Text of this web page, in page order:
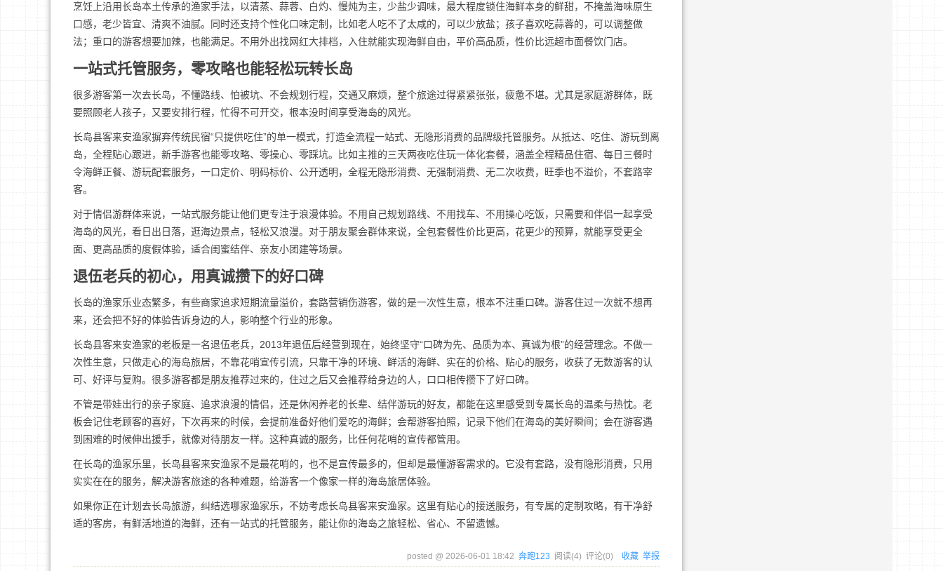
烹饪上沿用长岛本土传承的渔家手法，以清蒸、蒜蓉、白灼、慢炖为主，少盐少调味，最大程度锁住海鲜本身的鲜甜，不掩盖海味原生
口感，老少皆宜、清爽不油腻。同时还支持个性化口味定制，比如老人吃不了太咸的，可以少放盐；孩子喜欢吃蒜蓉的，可以调整做
法；重口的游客想要加辣，也能满足。不用外出找网红大排档，入住就能实现海鲜自由，平价高品质，性价比远超市面餐饮门店。
一站式托管服务，零攻略也能轻松玩转长岛
很多游客第一次去长岛，不懂路线、怕被坑、不会规划行程，交通又麻烦，整个旅途过得紧紧张张，疲惫不堪。尤其是家庭游群体，既
要照顾老人孩子，又要安排行程，忙得不可开交，根本没时间享受海岛的风光。
长岛县客来安渔家摒弃传统民宿“只提供吃住”的单一模式，打造全流程一站式、无隐形消费的品牌级托管服务。从抵达、吃住、游玩到离
岛，全程贴心跟进，新手游客也能零攻略、零操心、零踩坑。比如主推的三天两夜吃住玩一体化套餐，涵盖全程精品住宿、每日三餐时
令海鲜正餐、游玩配套服务，一口定价、明码标价、公开透明，全程无隐形消费、无强制消费、无二次收费，旺季也不溢价，不套路宰
客。
对于情侣游群体来说，一站式服务能让他们更专注于浪漫体验。不用自己规划路线、不用找车、不用操心吃饭，只需要和伴侣一起享受
海岛的风光，看日出日落，逛海边景点，轻松又浪漫。对于朋友聚会群体来说，全包套餐性价比更高，花更少的预算，就能享受更全
面、更高品质的度假体验，适合闺蜜结伴、亲友小团建等场景。
退伍老兵的初心，用真诚攒下的好口碑
长岛的渔家乐业态繁多，有些商家追求短期流量溢价，套路营销伤游客，做的是一次性生意，根本不注重口碑。游客住过一次就不想再
来，还会把不好的体验告诉身边的人，影响整个行业的形象。
长岛县客来安渔家的老板是一名退伍老兵，2013年退伍后经营到现在，始终坚守“口碑为先、品质为本、真诚为根”的经营理念。不做一
次性生意，只做走心的海岛旅居，不靠花哨宣传引流，只靠干净的环境、鲜活的海鲜、实在的价格、贴心的服务，收获了无数游客的认
可、好评与复购。很多游客都是朋友推荐过来的，住过之后又会推荐给身边的人，口口相传攒下了好口碑。
不管是带娃出行的亲子家庭、追求浪漫的情侣，还是休闲养老的长辈、结伴游玩的好友，都能在这里感受到专属长岛的温柔与热忱。老
板会记住老顾客的喜好，下次再来的时候，会提前准备好他们爱吃的海鲜；会帮游客拍照，记录下他们在海岛的美好瞬间；会在游客遇
到困难的时候伸出援手，就像对待朋友一样。这种真诚的服务，比任何花哨的宣传都管用。
在长岛的渔家乐里，长岛县客来安渔家不是最花哨的，也不是宣传最多的，但却是最懂游客需求的。它没有套路，没有隐形消费，只用
实实在在的服务，解决游客旅途的各种难题，给游客一个像家一样的海岛旅居体验。
如果你正在计划去长岛旅游，纠结选哪家渔家乐，不妨考虑长岛县客来安渔家。这里有贴心的接送服务，有专属的定制攻略，有干净舒
适的客房，有鲜活地道的海鲜，还有一站式的托管服务，能让你的海岛之旅轻松、省心、不留遗憾。
posted @ 2026-06-01 18:42 奔跑123 阅读(4) 评论(0) 收藏 举报